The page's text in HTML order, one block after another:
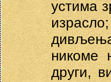
устима
никоме
други,